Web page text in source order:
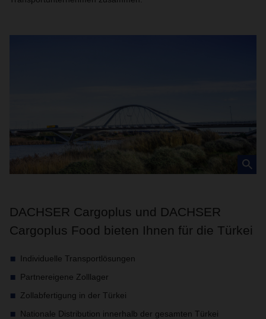
DACHSER Cargoplus und DACHSER
Cargoplus Food bieten Ihnen für die Türkei
Individuelle Transportlösungen
Partnereigene Zolllager
Zollabfertigung in der Türkei
Nationale Distribution innerhalb der gesamten Türkei